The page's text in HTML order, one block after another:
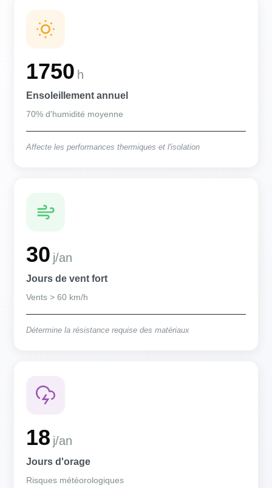
1750 h
Ensoleillement annuel
70% d'humidité moyenne
Affecte les performances thermiques et l'isolation
30 j/an
Jours de vent fort
Vents > 60 km/h
Détermine la résistance requise des matériaux
18 j/an
Jours d'orage
Risques météorologiques